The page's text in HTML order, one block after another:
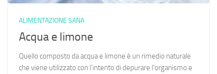
ALIMENTAZIONE SANA
Acqua e limone
Quello composto da acqua e limone è un rimedio naturale
che viene utilizzato con l’intento di depurare l’organismo e